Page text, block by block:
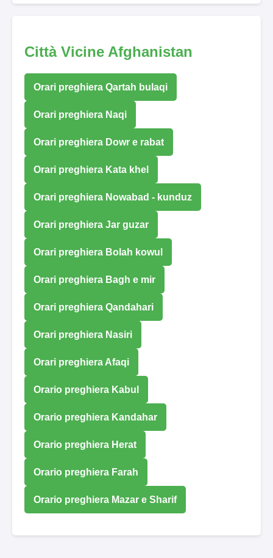
Città Vicine Afghanistan
Orari preghiera Qartah bulaqi
Orari preghiera Naqi
Orari preghiera Dowr e rabat
Orari preghiera Kata khel
Orari preghiera Nowabad - kunduz
Orari preghiera Jar guzar
Orari preghiera Bolah kowul
Orari preghiera Bagh e mir
Orari preghiera Qandahari
Orari preghiera Nasiri
Orari preghiera Afaqi
Orario preghiera Kabul
Orario preghiera Kandahar
Orario preghiera Herat
Orario preghiera Farah
Orario preghiera Mazar e Sharif